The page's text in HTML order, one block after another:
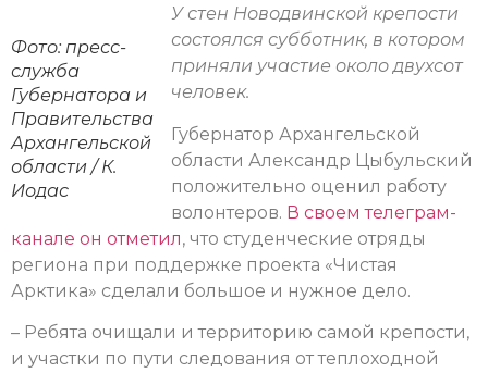
Фото: пресс-
служба
Губернатора и
Правительства
Архангельской
области / К.
Иодас
У стен Новодвинской крепости
состоялся субботник, в котором
приняли участие около двухсот
человек.
Губернатор Архангельской
области Александр Цыбульский
положительно оценил работу
волонтеров. В своем телеграм-
канале он отметил, что студенческие отряды
региона при поддержке проекта «Чистая
Арктика» сделали большое и нужное дело.
– Ребята очищали и территорию самой крепости,
и участки по пути следования от теплоходной